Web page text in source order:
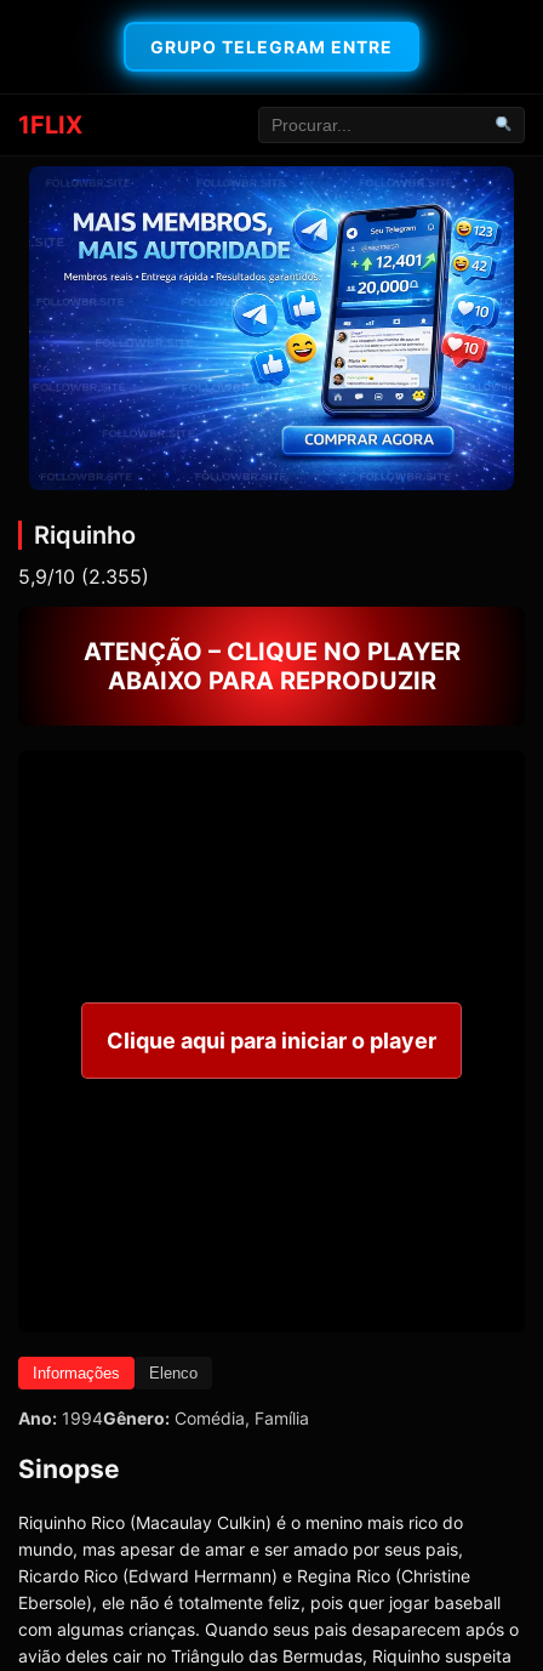
GRUPO TELEGRAM ENTRE
1FLIX
Riquinho
5,9/10 (2.355)
ATENÇÃO – CLIQUE NO PLAYER
ABAIXO PARA REPRODUZIR
Clique aqui para iniciar o player
Informações Elenco
Ano: 1994Gênero: Comédia, Família
Sinopse
Riquinho Rico (Macaulay Culkin) é o menino mais rico do
mundo, mas apesar de amar e ser amado por seus pais,
Ricardo Rico (Edward Herrmann) e Regina Rico (Christine
Ebersole), ele não é totalmente feliz, pois quer jogar baseball
com algumas crianças. Quando seus pais desaparecem após o
avião deles cair no Triângulo das Bermudas, Riquinho suspeita